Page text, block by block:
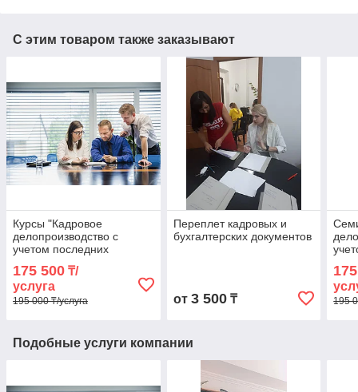
С этим товаром также заказывают
Курсы "Кадровое
делопроизводство с
учетом последних
изменений" в Алматы
175 500 ₸/
услуга
195 000 ₸/услуга
Переплет кадровых и
бухгалтерских документов
от 3 500₸ 195
Подобные услуги компании